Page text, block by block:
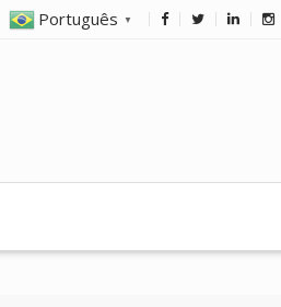
Português ▼